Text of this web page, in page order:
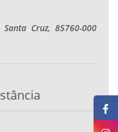
Cruz, 85760-000